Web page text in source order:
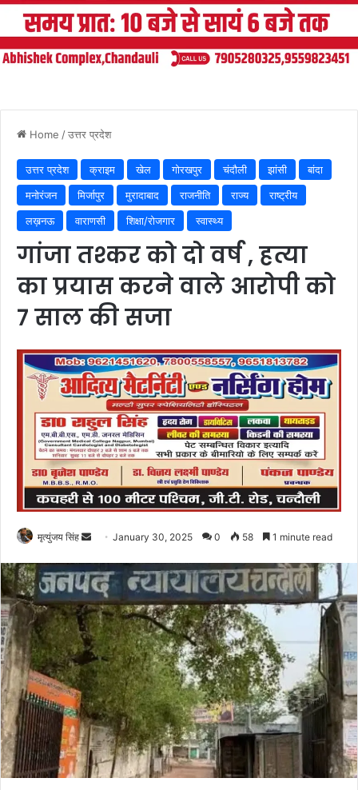
Home /उत्तर प्रदेश
उत्तर प्रदेश क्राइम खेल गोरखपुर चंदौली झांसी
बांदा
मनोरंजन
मिर्जापुर मुरादाबाद राजनीति राज्य
राष्ट्रीय
लख़नऊ
वाराणसी शिक्षा/रोजगार स्वास्थ्य
गांजा तश्कर को दो वर्ष , हत्या
का प्रयास करने वाले आरोपी को
7 साल की सजा
मृत्युंजय सिंह
Send
email
January 30, 2025 0 58 1 minute read